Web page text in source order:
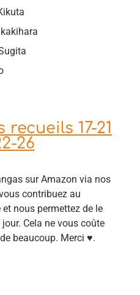
recueils 17-21
26
sur Amazon via nos
contribuez au
nous permettez de le
Cela ne vous coûte
beaucoup. Merci ♥.